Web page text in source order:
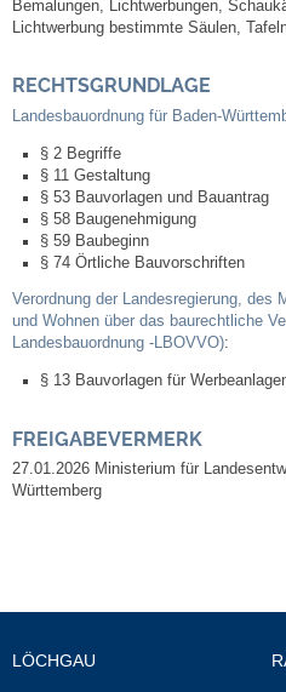
Kommunale Wärmeplanung
Notruf
Betreuung & Bildung
Schulen
Kindergärten
Kirchen & Religionen
Neuapostolische Kirche
Bemalungen, Lichtwerbungen,
Lichtwerbung bestimmte Säulen,
RECHTSGRUNDLAGE
Landesbauordnung für Baden-
§ 2 Begriffe
§ 11 Gestaltung
§ 53 Bauvorlagen und Bauantrag
§ 58 Baugenehmigung
§ 59 Baubeginn
§ 74 Örtliche Bauvorschriften
Verordnung der Landesregierung, des
und Wohnen über das baurechtliche
Landesbauordnung -LBOVVO):
§ 13 Bauvorlagen für
FREIGABEVERMERK
27.01.2026 Ministerium für
Württemberg
LÖCHGAU